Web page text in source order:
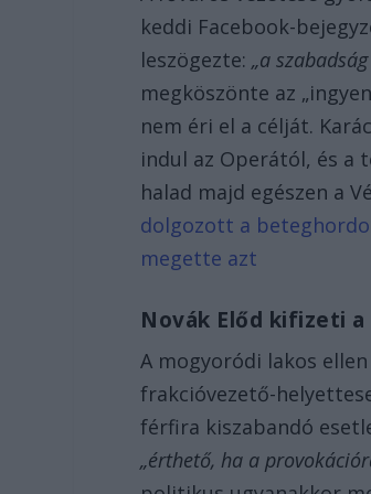
keddi Facebook-
leszögezte:„a
megköszönte az
nem éri el a célját.
indul az Operától, és a
halad majd egészen a
dolgozott a
megette azt
Novák Előd kifizeti a
A mogyoródi lakos
frakcióvezető-
férfira kiszabandó
„érthető, ha a